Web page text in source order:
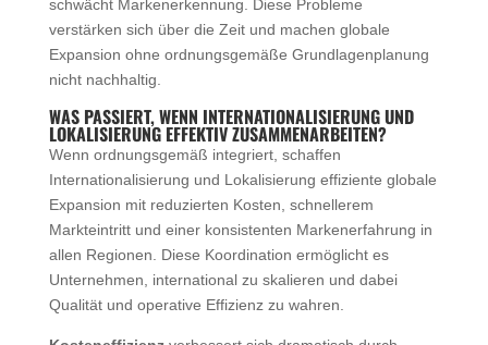
schwächt Markenerkennung. Diese Probleme
verstärken sich über die Zeit und machen globale
Expansion ohne ordnungsgemäße Grundlagenplanung
nicht nachhaltig.
WAS PASSIERT, WENN INTERNATIONALISIERUNG UND
LOKALISIERUNG EFFEKTIV ZUSAMMENARBEITEN?
Wenn ordnungsgemäß integriert, schaffen
Internationalisierung und Lokalisierung effiziente globale
Expansion mit reduzierten Kosten, schnellerem
Markteintritt und einer konsistenten Markenerfahrung in
allen Regionen. Diese Koordination ermöglicht es
Unternehmen, international zu skalieren und dabei
Qualität und operative Effizienz zu wahren.